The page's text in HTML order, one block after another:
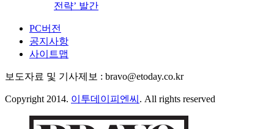
전략’ 발간
PC버전
공지사항
사이트맵
보도자료 및 기사제보 : bravo@etoday.co.kr
Copyright 2014. 이투데이피엔씨 . All rights reserved